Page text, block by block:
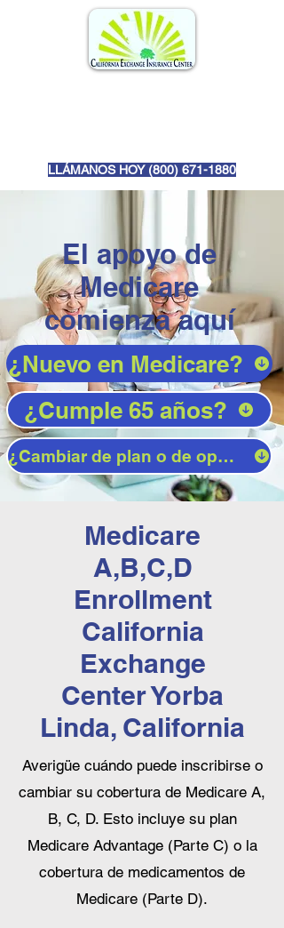
LLÁMANOS HOY (800) 671-1880
El apoyo de
Medicare
comienza aquí
¿Nuevo en Medicare?
¿Cumple 65 años?
¿Cambiar de plan o de operador?
Medicare
A,B,C,D
Enrollment
California
Exchange
Center Yorba
Linda, California
Averigüe cuándo puede inscribirse o
cambiar su cobertura de Medicare A,
B, C, D. Esto incluye su plan
Medicare Advantage (Parte C) o la
cobertura de medicamentos de
Medicare (Parte D).